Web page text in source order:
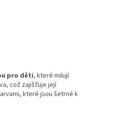
pro děti, které milují
což zajišťuje její
které jsou šetrné k